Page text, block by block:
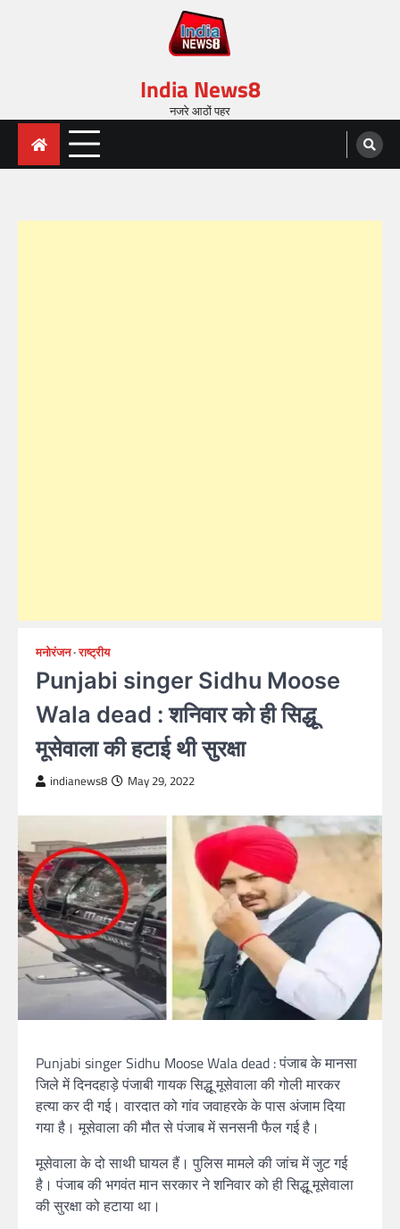
India News8
नजरे आठों पहर
मनोरंजन राष्ट्रीय
Punjabi singer Sidhu Moose
Wala dead : शनिवार को ही सिद्धू
मूसेवाला की हटाई थी सुरक्षा
indianews8 May 29, 2022
Punjabi singer Sidhu Moose Wala dead : पंजाब के मानसा
जिले में दिनदहाड़े पंजाबी गायक सिद्धू मूसेवाला की गोली मारकर
हत्या कर दी गई। वारदात को गांव जवाहरके के पास अंजाम दिया
गया है। मूसेवाला की मौत से पंजाब में सनसनी फैल गई है।
मूसेवाला के दो साथी घायल हैं। पुलिस मामले की जांच में जुट गई
है। पंजाब की भगवंत मान सरकार ने शनिवार को ही सिद्धू मूसेवाला
की सुरक्षा को हटाया था।